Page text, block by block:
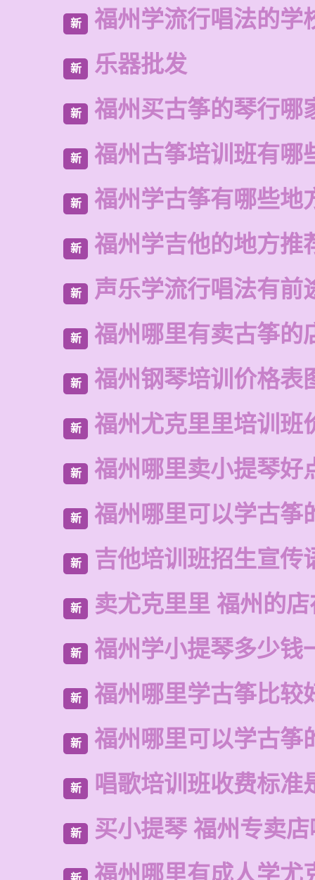
新 福州学流行唱法的学
新 乐器批发
新 福州买古筝的琴行哪
新 福州古筝培训班有哪
新 福州学古筝有哪些地
新 福州学吉他的地方推
新 声乐学流行唱法有前
新 福州哪里有卖古筝的
新 福州钢琴培训价格表
新 福州尤克里里培训班
新 福州哪里卖小提琴好
新 福州哪里可以学古筝
新 吉他培训班招生宣传
新 卖尤克里里 福州的
新 福州学小提琴多少钱
新 福州哪里学古筝比较
新 福州哪里可以学古筝
新 唱歌培训班收费标准
新 买小提琴 福州专卖
福州哪里有成人学尤